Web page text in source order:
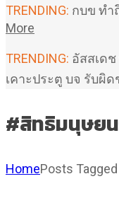
TRENDING: กบข ทำ
More
TRENDING: อัสสเด
เคาะประตู บจ รับผิด
#สิทธิมนุษย
HomePosts